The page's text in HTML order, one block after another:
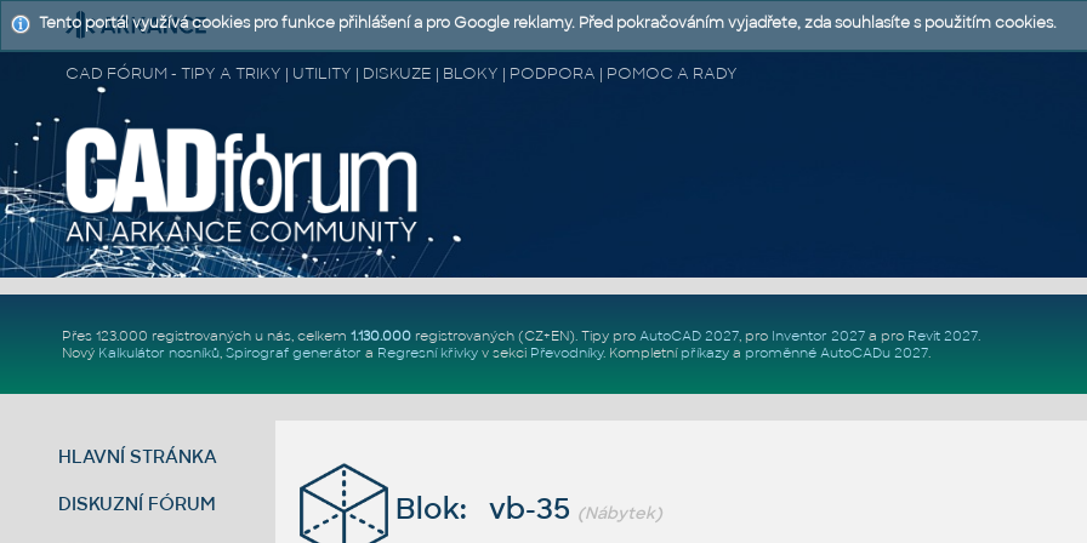
CAD FÓRUM - TIPY A TRIKY | UTILITY | DISKUZE | BLOKY | PODPORA | POMOC A RADY
Přes 123.000 registrovaných u nás, celkem 1.130.000registrovaných (CZ+EN). Tipy pro AutoCAD 2027, pro Inventor 2027a pro Revit 2027.
Nový Kalkulátor nosníků, Spirograf generátor a Regresní křivkyv sekci Převodníky. Kompletní příkazya proměnné AutoCADu 2027.
HLAVNÍ STRÁNKA
DISKUZNÍ FÓRUM Blok: vb-35 (Nábytek)
Tento portál využívá cookies pro funkce přihlášení a pro Google reklamy. Před pokračováním vyjadřete, zda souhlasíte s použitím cookies.